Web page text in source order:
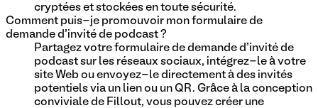
cryptées et stockées en toute sécurité.
Comment puis-je promouvoir mon formulaire de
demande d'invité de podcast ?
Partagez votre formulaire de demande d'invité de
podcast sur les réseaux sociaux, intégrez-le à votre
site Web ou envoyez-le directement à des invités
potentiels via un lien ou un QR. Grâce à la conception
conviviale de Fillout, vous pouvez créer une